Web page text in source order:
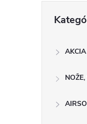
kategórie
AKCIA